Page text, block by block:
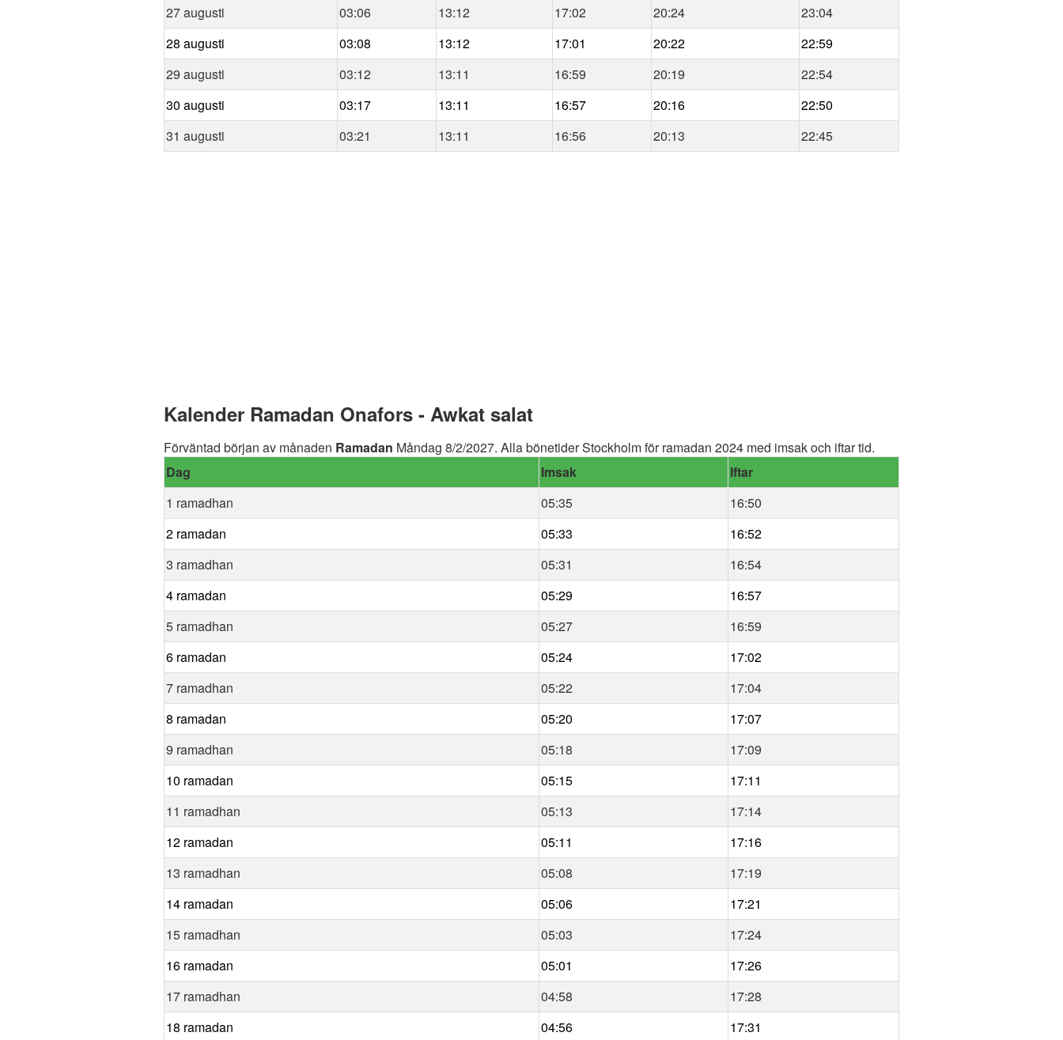
27 augusti
03:06 13:12 17:02 20:24
23:04
28 augusti
03:08 13:12 17:01 20:22
22:59
29 augusti
03:12 13:11 16:59 20:19
22:54
30 augusti
03:17 13:11 16:57 20:16
22:50
31 augusti
03:21 13:11 16:56 20:13 22:45
Kalender Ramadan Onafors - Awkat salat
Förväntad början av månaden Ramadan Måndag 8/2/2027. Alla bönetider Stockholm för ramadan 2024 med imsak och iftar tid.
Dag
Imsak
Iftar
1 ramadhan
05:35
16:50
2 ramadan
05:33
16:52
3 ramadhan
05:31
16:54
4 ramadan
05:29
16:57
5 ramadhan
05:27
16:59
6 ramadan
05:24
17:02
7 ramadhan
05:22
17:04
8 ramadan
05:20
17:07
9 ramadhan
05:18
17:09
10 ramadan
05:15
17:11
11 ramadhan
05:13
17:14
12 ramadan
05:11
17:16
13 ramadhan
05:08
17:19
14 ramadan
05:06
17:21
15 ramadhan
05:03
17:24
16 ramadan
05:01
17:26
17 ramadhan
04:58
17:28
18 ramadan
04:56 17:31